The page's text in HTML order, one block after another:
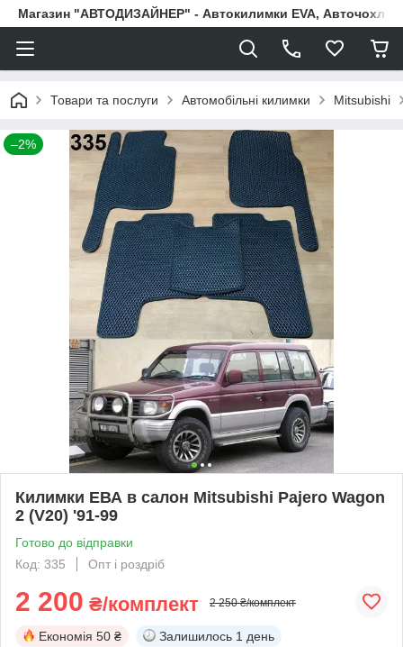
Магазин "АВТОДИЗАЙНЕР" - Автокилимки EVA, Авточохли,
Товари та послуги Автомобільні килимки Mitsubishi
–2%
Килимки ЕВА в салон Mitsubishi Pajero Wagon
2 (V20) '91-99
Готово до відправки
Код: 335
Опт і роздріб
2 200 ₴/комплект 2 250 ₴/комплект
Економія 50 ₴ Залишилось 1 день